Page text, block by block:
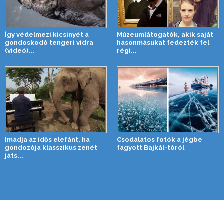
Így védelmezi kicsinyét a
gondoskodó tengeri vidra
(videó)...
Múzeumlátogatók, akik saját
hasonmásukat fedezték fel
régi...
Imádja az idős elefánt, ha
gondozója klasszikus zenét
játs...
Csodálatos fotók a jégbe
fagyott Bajkál-tóról